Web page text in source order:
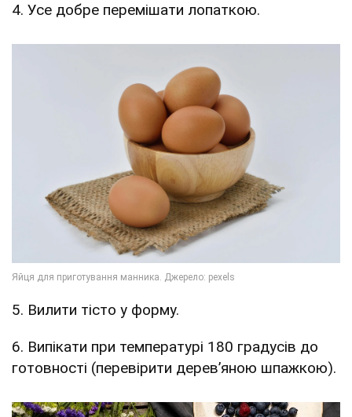
4. Усе добре перемішати лопаткою.
5. Вилити тісто у форму.
6. Випікати при температурі 180 градусів до
готовності (перевірити дерев’яною шпажкою).